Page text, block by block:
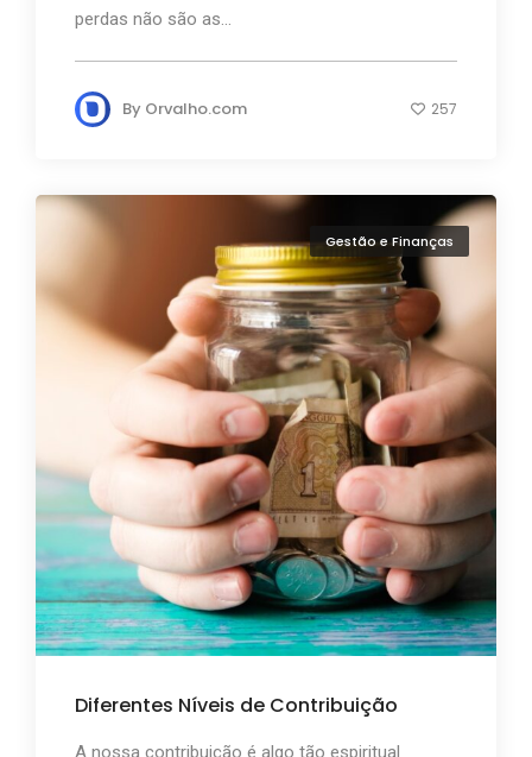
perdas não são as...
By Orvalho.com 257
Gestão e Finanças
Diferentes Níveis de Contribuição
A nossa contribuição é algo tão espiritual